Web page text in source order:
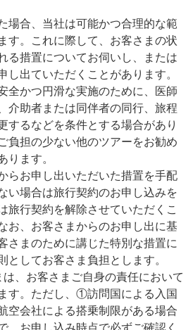
場合、当社は可能かつ合理的な範
す。これに際して、お客さまの状
る措置についてお伺いし、または
し出ていただくことがあります。
全かつ円滑な実施のために、医師
介助者または同伴者の同行、旅程
するなどを条件とする場合があり
負担の少ない他のツアーをお勧め
ります。
らお申し出いただいた措置を手配
い場合は旅行契約のお申し込みを
旅行契約を解除させていただくこ
お、お客さまからのお申し出に基
さまのために講じた特別な措置に
としてお客さま負担とします。
は、お客さまご自身の責任において
す。ただし、①訪問国による入国
空会社による搭乗制限がある場合
、お申し込み時点で必ずご確認く